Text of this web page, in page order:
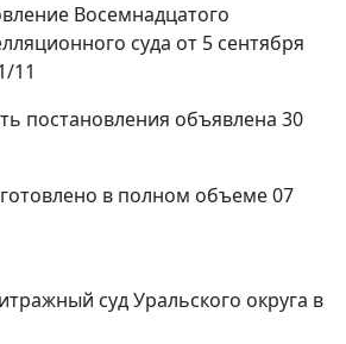
Восемнадцатого
суда от 5 сентября
11
постановления объявлена 30
в полном объеме 07
суд Уральского округа в